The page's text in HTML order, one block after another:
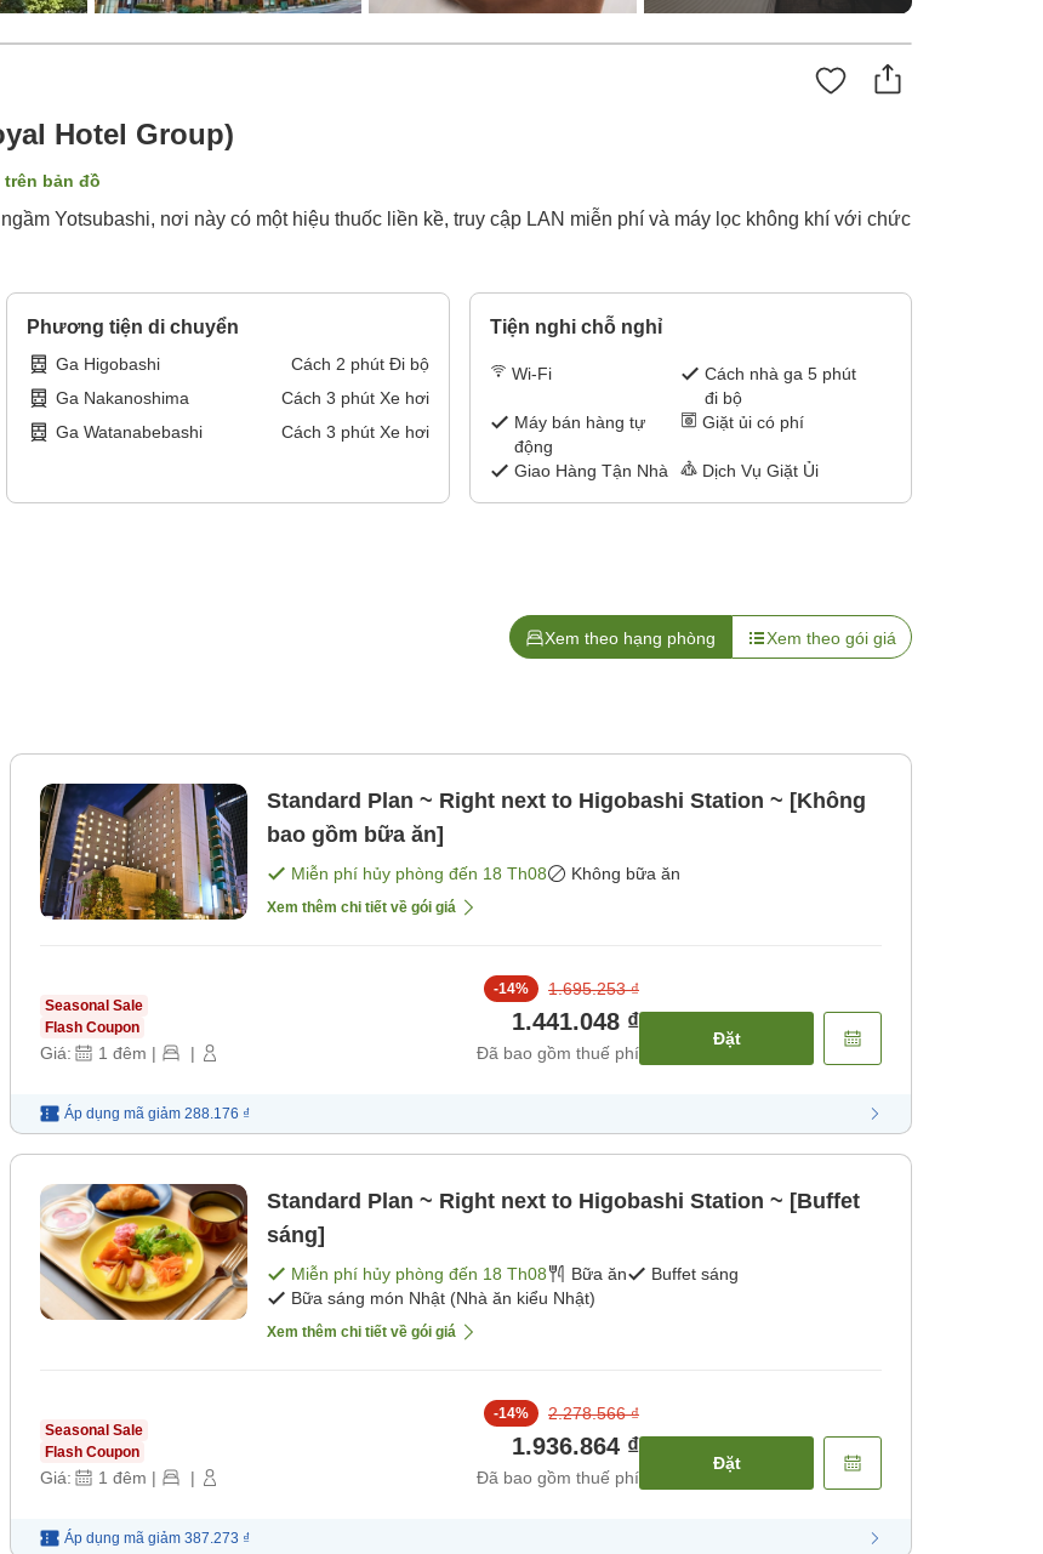
Hotel Group)
trên bản đồ
Yotsubashi, nơi này có một hiệu thuốc liền kề, truy cập LAN miễn phí và máy lọc không khí với chức
Phương tiện di chuyển
Ga Higobashi Cách 2 phút Đi bộ
Ga Nakanoshima
Cách 3 phút Xe hơi
Ga Watanabebashi
Cách 3 phút Xe hơi
Tiện nghi chỗ nghỉ
Wi-Fi
Cách nhà ga 5 phút
đi bộ
Máy bán hàng tự
động
Giặt ủi có phí
Giao Hàng Tận Nhà Dịch Vụ Giặt Ủi
Xem theo hạng phòng Xem theo gói giá
Standard Plan ~ Right next to Higobashi Station ~ [Không
bao gồm bữa ăn]
Miễn phí hủy phòng đến 18 Th08 Không bữa ăn
Xem thêm chi tiết về gói giá
Seasonal Sale
Flash Coupon
Giá: 1 đêm | |
-14% 1.695.253 ₫
1.441.048 ₫
Đã bao gồm thuế phí
Đặt
Áp dụng mã giảm 288.176 ₫
Standard Plan ~ Right next to Higobashi Station ~ [Buffet
sáng]
Miễn phí hủy phòng đến 18 Th08 Bữa ăn
Buffet sáng
Bữa sáng món Nhật (Nhà ăn kiểu Nhật)
Xem thêm chi tiết về gói giá
Seasonal Sale
Flash Coupon
Giá: 1 đêm | |
-14% 2.278.566 ₫
1.936.864 ₫
Đã bao gồm thuế phí
Đặt
Áp dụng mã giảm 387.273 ₫